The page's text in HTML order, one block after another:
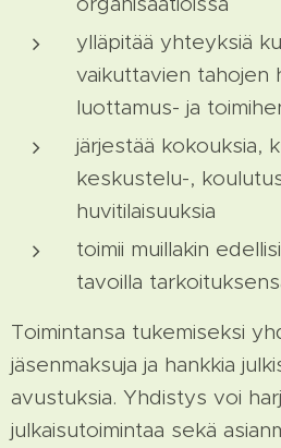
ylläpitää yhteyksiä
vaikuttavien tahojen
luottamus- ja
järjestää kokouksia,
keskustelu-,
huvitilaisuuksia
toimii muillakin
tavoilla
Toimintansa tukemiseksi
jäsenmaksuja ja hankkia
avustuksia. Yhdistys voi
julkaisutoimintaa sekä